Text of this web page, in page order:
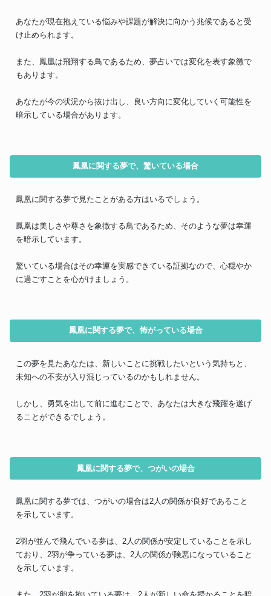
あなたが現在抱えている悩みや課題が解決に向かう兆候であると受
け止められます。
また、鳳凰は飛翔する鳥であるため、夢占いでは変化を表す象徴で
もあります。
あなたが今の状況から抜け出し、良い方向に変化していく可能性を
暗示している場合があります。
鳳凰に関する夢で、驚いている場合
鳳凰に関する夢で見たことがある方はいるでしょう。
鳳凰は美しさや尊さを象徴する鳥であるため、そのような夢は幸運
を暗示しています。
驚いている場合はその幸運を実感できている証拠なので、心穏やか
に過ごすことを心がけましょう。
鳳凰に関する夢で、怖がっている場合
この夢を見たあなたは、新しいことに挑戦したいという気持ちと、
未知への不安が入り混じっているのかもしれません。
しかし、勇気を出して前に進むことで、あなたは大きな飛躍を遂げ
ることができるでしょう。
鳳凰に関する夢で、つがいの場合
鳳凰に関する夢では、つがいの場合は2人の関係が良好であること
を示しています。
2羽が並んで飛んでいる夢は、2人の関係が安定していることを示し
ており、2羽が争っている夢は、2人の関係が険悪になっていること
を示しています。